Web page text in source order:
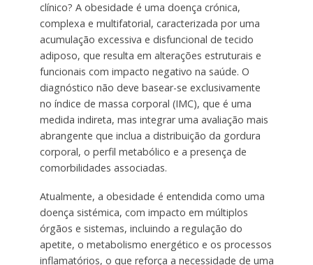
clínico? A obesidade é uma doença crónica,
complexa e multifatorial, caracterizada por uma
acumulação excessiva e disfuncional de tecido
adiposo, que resulta em alterações estruturais e
funcionais com impacto negativo na saúde. O
diagnóstico não deve basear-se exclusivamente
no índice de massa corporal (IMC), que é uma
medida indireta, mas integrar uma avaliação mais
abrangente que inclua a distribuição da gordura
corporal, o perfil metabólico e a presença de
comorbilidades associadas.
Atualmente, a obesidade é entendida como uma
doença sistémica, com impacto em múltiplos
órgãos e sistemas, incluindo a regulação do
apetite, o metabolismo energético e os processos
inflamatórios, o que reforça a necessidade de uma